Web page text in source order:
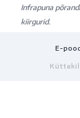
Infrapuna
kiirgurid.
E-